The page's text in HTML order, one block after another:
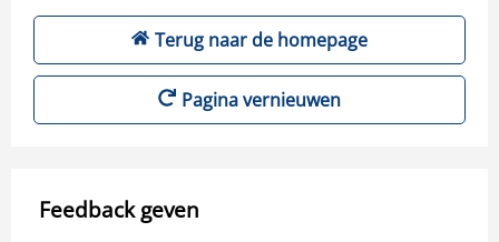
Terug naar de homepage
Pagina vernieuwen
Feedback geven